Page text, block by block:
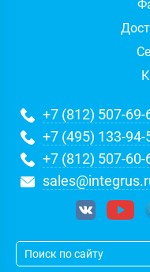
+7 (812) 507-69-
+7 (495) 133-94-
+7 (812) 507-60-